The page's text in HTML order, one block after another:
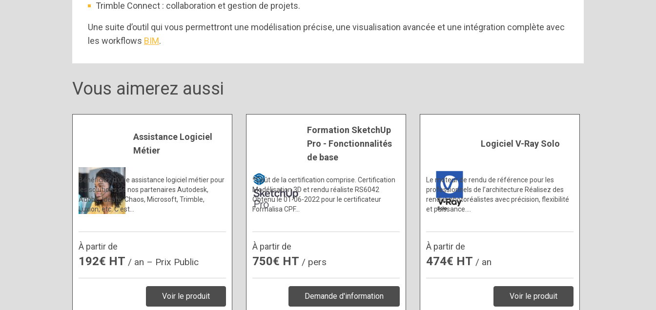
Trimble Connect : collaboration et gestion de projets.
Une suite d’outil qui vous permettront une modélisation précise, une visualisation avancée et une intégration complète avec
les workflows BIM.
Vous aimerez aussi
Assistance Logiciel
Métier
Bénéficiez d’une assistance logiciel métier pour
les solutions de nos partenaires Autodesk,
Adobe, Ideate, Chaos, Microsoft, Trimble,
Luxion, etc. C’est…
À partir de
192€ HT / an – Prix Public
Voir le produit
Formation SketchUp
Pro - Fonctionnalités
de base
*Coût de la certification comprise. Certification
Modélisation 3D et rendu réaliste RS6042
Obtenu le 01-06-2022 pour le certificateur
Formalisa CPF…
À partir de
750€ HT / pers
Demande d'information
Logiciel V-Ray Solo
Le moteur de rendu de référence pour les
professionnels de l’architecture Réalisez des
rendus photoréalistes avec précision, flexibilité
et puissance.…
À partir de
474€ HT / an
Voir le produit